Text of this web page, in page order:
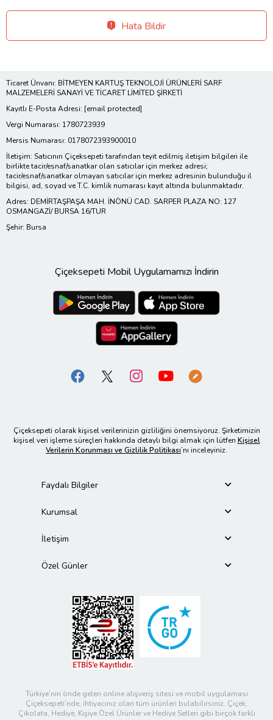
Hata Bildir
Ticaret Ünvanı: BİTMEYEN KARTUŞ TEKNOLOJİ ÜRÜNLERİ SARF
MALZEMELERİ SANAYİ VE TİCARET LİMİTED ŞİRKETİ
Kayıtlı E-Posta Adresi: [email protected]
Vergi Numarası: 1780723939
Mersis Numarası: 0178072393900010
İletişim: Satıcının Çiçeksepeti tarafından teyit edilmiş iletişim bilgileri ile
birlikte tacir/esnaf/sanatkar olan satıcılar için merkez adresi;
tacir/esnaf/sanatkar olmayan satıcılar için merkez adresinin bulunduğu il
bilgisi, ad, soyad ve T.C. kimlik numarası kayıt altında bulunmaktadır.
Adres: DEMİRTAŞPAŞA MAH. İNÖNÜ CAD. SARPER PLAZA NO: 127
OSMANGAZİ/ BURSA 16/TUR
Şehir: Bursa
Çiçeksepeti Mobil Uygulamamızı İndirin
Çiçeksepeti olarak kişisel verilerinizin gizliliğini önemsiyoruz. Şirketimizin
kişisel veri işleme süreçleri hakkında detaylı bilgi almak için lütfen Kişisel
Verilerin Korunması ve Gizlilik Politikası’nı inceleyiniz.
Faydalı Bilgiler
Kurumsal
İletişim
Özel Günler
Türkiye’nin önde gelen online alışveriş sitesi ve mobil uygulaması
Çiçeksepeti’nde, ihtiyacınız olan tüm ürünleri bulabilirsiniz. Çiçek,
Çikolata, Hediye, Kişiye Özel Ürünler ve Hediye Setleri gibi birçok farklı